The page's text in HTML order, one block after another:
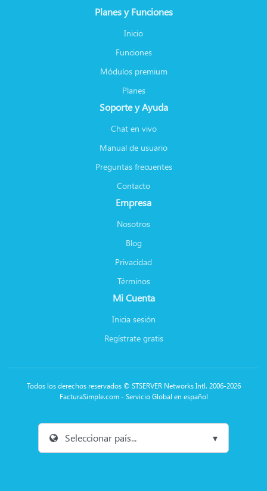
Planes y Funciones
Inicio
Funciones
Módulos premium
Planes
Soporte y Ayuda
Chat en vivo
Manual de usuario
Preguntas frecuentes
Contacto
Empresa
Nosotros
Blog
Privacidad
Términos
Mi Cuenta
Inicia sesión
Regístrate gratis
Todos los derechos reservados © STSERVER Networks Intl. 2006-2026
FacturaSimple.com - Servicio Global en español
Seleccionar país... ▾